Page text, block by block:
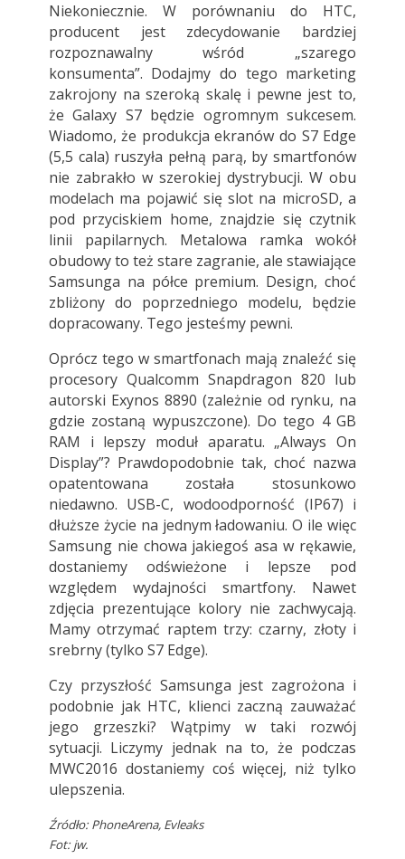
Niekoniecznie. W porównaniu do HTC,
producent jest zdecydowanie bardziej
rozpoznawalny wśród „szarego
konsumenta”. Dodajmy do tego marketing
zakrojony na szeroką skalę i pewne jest to,
że Galaxy S7 będzie ogromnym sukcesem.
Wiadomo, że produkcja ekranów do S7 Edge
(5,5 cala) ruszyła pełną parą, by smartfonów
nie zabrakło w szerokiej dystrybucji. W obu
modelach ma pojawić się slot na microSD, a
pod przyciskiem home, znajdzie się czytnik
linii papilarnych. Metalowa ramka wokół
obudowy to też stare zagranie, ale stawiające
Samsunga na półce premium. Design, choć
zbliżony do poprzedniego modelu, będzie
dopracowany. Tego jesteśmy pewni.
Oprócz tego w smartfonach mają znaleźć się
procesory Qualcomm Snapdragon 820 lub
autorski Exynos 8890 (zależnie od rynku, na
gdzie zostaną wypuszczone). Do tego 4 GB
RAM i lepszy moduł aparatu. „Always On
Display”? Prawdopodobnie tak, choć nazwa
opatentowana została stosunkowo
niedawno. USB-C, wodoodporność (IP67) i
dłuższe życie na jednym ładowaniu. O ile więc
Samsung nie chowa jakiegoś asa w rękawie,
dostaniemy odświeżone i lepsze pod
względem wydajności smartfony. Nawet
zdjęcia prezentujące kolory nie zachwycają.
Mamy otrzymać raptem trzy: czarny, złoty i
srebrny (tylko S7 Edge).
Czy przyszłość Samsunga jest zagrożona i
podobnie jak HTC, klienci zaczną zauważać
jego grzeszki? Wątpimy w taki rozwój
sytuacji. Liczymy jednak na to, że podczas
MWC2016 dostaniemy coś więcej, niż tylko
ulepszenia.
Źródło: PhoneArena, Evleaks
Fot: jw.